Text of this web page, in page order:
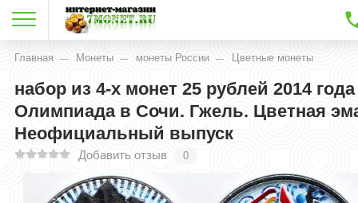
Главная Монеты монеты России Цветные монеты
набор из 4-х монет 25 рублей 2014 года
Олимпиада в Сочи. Гжель. Цветная
Неофициальный выпуск
Добавить отзыв 0